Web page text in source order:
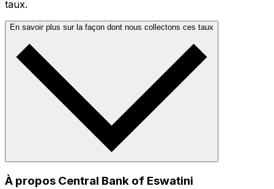
taux.
En savoir plus sur la façon dont nous collectons ces taux
À propos Central Bank of Eswatini